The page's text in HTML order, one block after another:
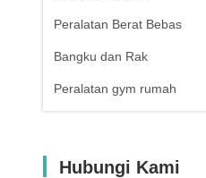
Peralatan Berat Bebas
Bangku dan Rak
Peralatan gym rumah
Hubungi Kami